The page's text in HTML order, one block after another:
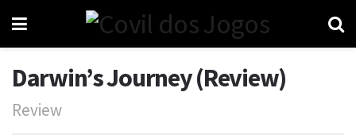
Darwin’s Journey (Review)
Review